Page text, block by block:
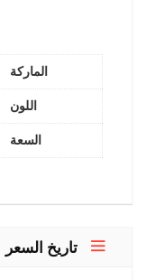
الماركة
اللون
السعة
تاريخ السعر